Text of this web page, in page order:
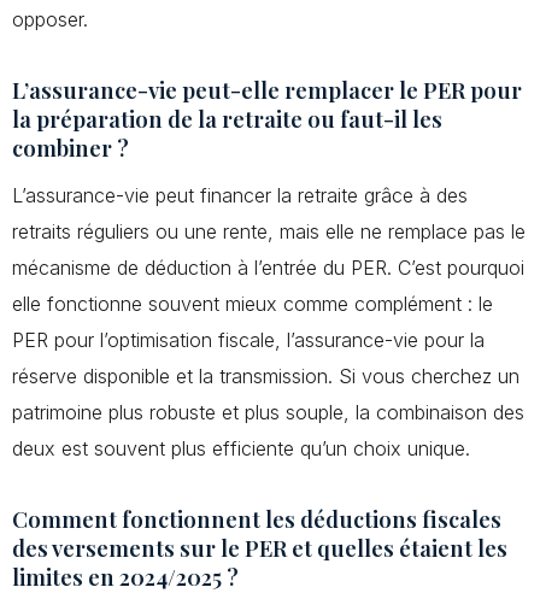
opposer.
L’assurance-vie peut-elle remplacer le PER pour
la préparation de la retraite ou faut-il les
combiner ?
L’assurance-vie peut financer la retraite grâce à des
retraits réguliers ou une rente, mais elle ne remplace pas le
mécanisme de déduction à l’entrée du PER. C’est pourquoi
elle fonctionne souvent mieux comme complément : le
PER pour l’optimisation fiscale, l’assurance-vie pour la
réserve disponible et la transmission. Si vous cherchez un
patrimoine plus robuste et plus souple, la combinaison des
deux est souvent plus efficiente qu’un choix unique.
Comment fonctionnent les déductions fiscales
des versements sur le PER et quelles étaient les
limites en 2024/2025 ?